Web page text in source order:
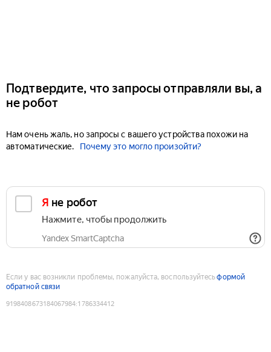
Подтвердите, что запросы отправляли вы, а
не робот
Нам очень жаль, но запросы с вашего устройства похожи на
автоматические.
Почему это могло произойти?
Я не робот
Нажмите, чтобы продолжить
Yandex SmartCaptcha
Если у вас возникли проблемы, пожалуйста, воспользуйтесьформой
обратной связи
9198408673184067984:1786334412